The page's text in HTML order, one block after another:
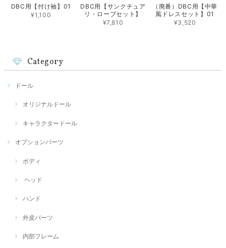
DBC用【付け袖】01
¥1,100
DBC用【サンクチュア
リ・ローブセット】
¥7,810
（廃番）DBC用【中華
風ドレスセット】01
¥3,520
Category
ドール
オリジナルドール
キャラクタードール
オプションパーツ
ボディ
ヘッド
ハンド
外皮パーツ
内部フレーム